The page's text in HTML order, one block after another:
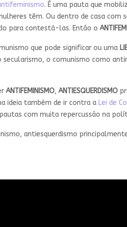
. É uma pauta que
têm. Ou dentro de casa
para contestá-las. Então o
que pode significar ou uma
secularismo, o comunismo como
ANTIFEMINISMO, ANTIESQUERDISMO
ideia também de ir contra a Lei de
com muita repercussão na
antiesquerdismo